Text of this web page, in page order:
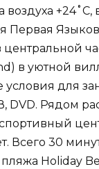
воздуха +24˚С,
Первая
центральной
в уютной
условия для
DVD. Рядом
Всего 30
Holiday